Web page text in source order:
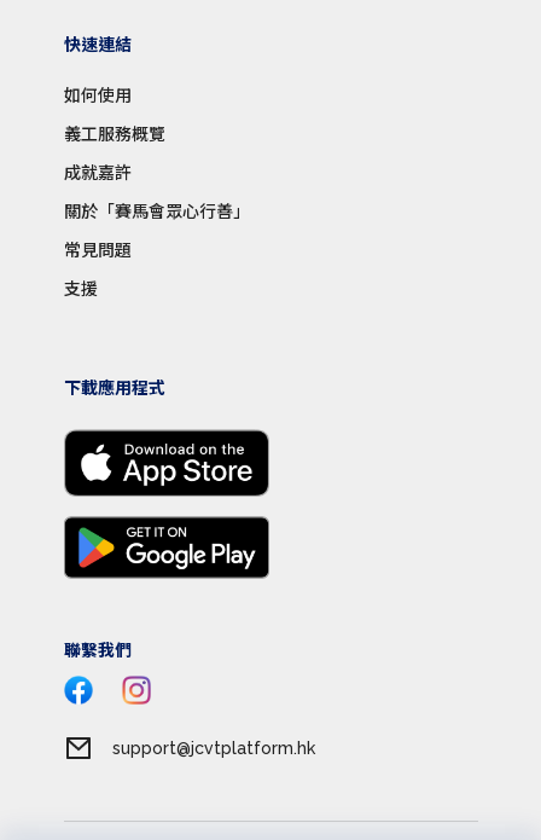
快速連結
如何使用
義工服務概覽
成就嘉許
關於「賽馬會眾心行善」
常見問題
支援
下載應用程式
聯繫我們
support@jcvtplatform.hk